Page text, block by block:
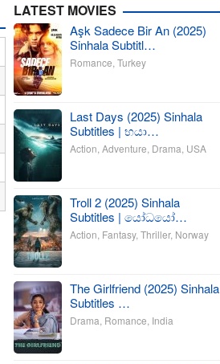
LATEST MOVIES
Aşk Sadece Bir An (2025)
Sinhala Subtitl…
Romance Turkey
Last Days (2025) Sinhala
Subtitles | භයා…
Action Adventure Drama USA
Troll 2 (2025) Sinhala
Subtitles | යෝධයෝ…
Action Fantasy, Thriller, Norway
The Girlfriend (2025) Sinhala
Subtitles …
Drama Romance India